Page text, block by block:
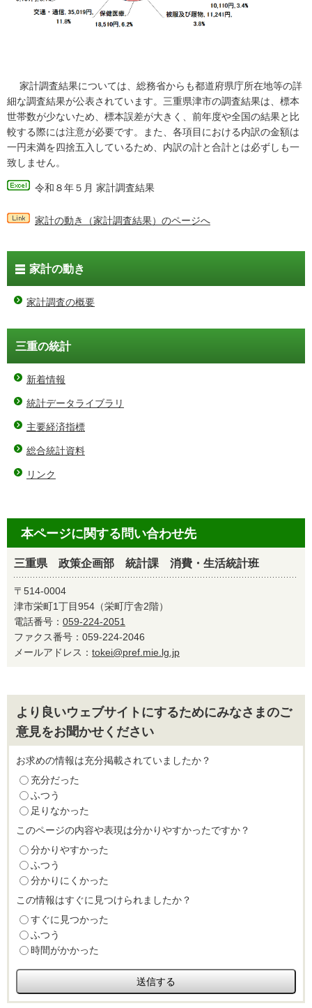
家計調査結果については、総務省からも都道府県庁所在地等の詳
細な調査結果が公表されています。三重県津市の調査結果は、標本
世帯数が少ないため、標本誤差が大きく、前年度や全国の結果と比
較する際には注意が必要です。また、各項目における内訳の金額は
一円未満を四捨五入しているため、内訳の計と合計とは必ずしも一
致しません。
令和８年５月 家計調査結果
家計の動き（家計調査結果）のページへ
家計の動き
家計調査の概要
三重の統計
新着情報
統計データライブラリ
主要経済指標
総合統計資料
リンク
本ページに関する問い合わせ先
三重県 政策企画部 統計課 消費・生活統計班
〒514-0004
津市栄町1丁目954（栄町庁舎2階）
電話番号： 059-224-2051
ファクス番号：059-224-2046
メールアドレス： tokei@pref.mie.lg.jp
より良いウェブサイトにするためにみなさまのご
意見をお聞かせください
お求めの情報は充分掲載されていましたか？
充分だった
ふつう
足りなかった
このページの内容や表現は分かりやすかったですか？
分かりやすかった
ふつう
分かりにくかった
この情報はすぐに見つけられましたか？
すぐに見つかった
ふつう
時間がかかった